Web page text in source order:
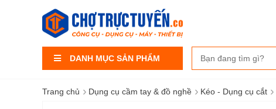
DANH MỤC SẢN PHẨM
Trang chủ › Dụng cụ cầm tay & đồ nghề › Kéo - Dụng cụ cắt ›